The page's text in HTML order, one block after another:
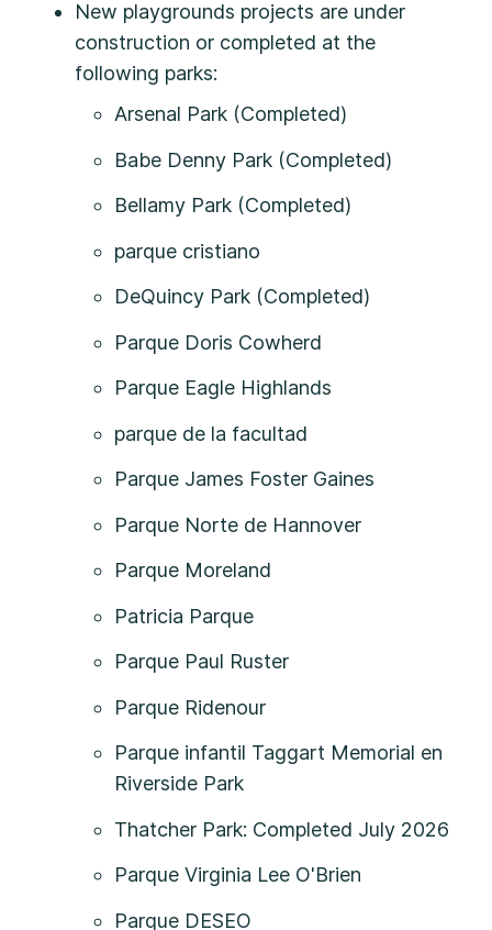
New playgrounds projects are under
construction or completed at the
following parks:
Arsenal Park (Completed)
Babe Denny Park (Completed)
Bellamy Park (Completed)
parque cristiano
DeQuincy Park (Completed)
Parque Doris Cowherd
Parque Eagle Highlands
parque de la facultad
Parque James Foster Gaines
Parque Norte de Hannover
Parque Moreland
Patricia Parque
Parque Paul Ruster
Parque Ridenour
Parque infantil Taggart Memorial en
Riverside Park
Thatcher Park: Completed July 2026
Parque Virginia Lee O'Brien
Parque DESEO